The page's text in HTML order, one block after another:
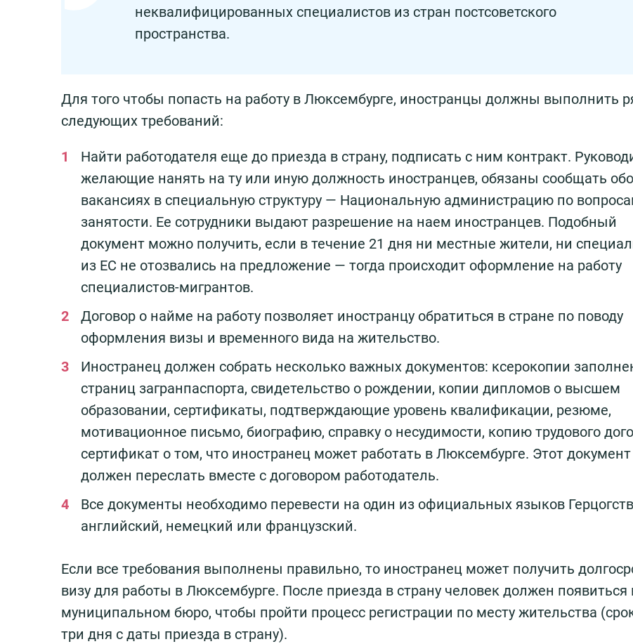
неквалифицированных специалистов из стран постсоветского
пространства.
Для того чтобы попасть на работу в Люксембурге, иностранцы должны выполнить
следующих требований:
Найти работодателя еще до приезда в страну, подписать с ним контракт.
желающие нанять на ту или иную должность иностранцев, обязаны сообщать
вакансиях в специальную структуру — Национальную администрацию по
занятости. Ее сотрудники выдают разрешение на наем иностранцев. Подобный
документ можно получить, если в течение 21 дня ни местные жители, ни
из ЕС не отозвались на предложение — тогда происходит оформление на работу
специалистов-мигрантов.
Договор о найме на работу позволяет иностранцу обратиться в стране по поводу
оформления визы и временного вида на жительство.
Иностранец должен собрать несколько важных документов: ксерокопии
страниц загранпаспорта, свидетельство о рождении, копии дипломов о высшем
образовании, сертификаты, подтверждающие уровень квалификации, резюме,
мотивационное письмо, биографию, справку о несудимости, копию трудового
сертификат о том, что иностранец может работать в Люксембурге. Этот документ
должен переслать вместе с договором работодатель.
Все документы необходимо перевести на один из официальных языков
английский, немецкий или французский.
Если все требования выполнены правильно, то иностранец может получить
визу для работы в Люксембурге. После приезда в страну человек должен появиться
муниципальном бюро, чтобы пройти процесс регистрации по месту жительства
три дня с даты приезда в страну).